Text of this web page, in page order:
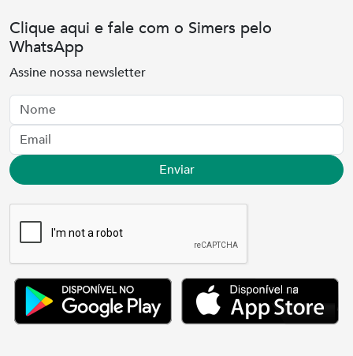
Clique aqui e fale com o Simers pelo
WhatsApp
Assine nossa newsletter
Nome
Email
Enviar